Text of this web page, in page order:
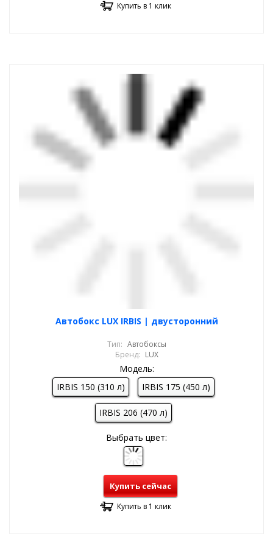
Купить в 1 клик
Автобокс LUX IRBIS | двусторонний
Тип: Автобоксы
Бренд: LUX
Модель:
IRBIS 150 (310 л)
IRBIS 175 (450 л)
IRBIS 206 (470 л)
Выбрать цвет:
Купить сейчас
Купить в 1 клик